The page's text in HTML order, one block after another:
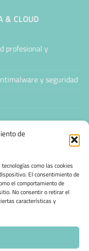
de
como las cookies
El consentimiento de
el comportamiento de
No consentir o retirar el
características y
& CLOUD
profesional y
y seguridad
Online